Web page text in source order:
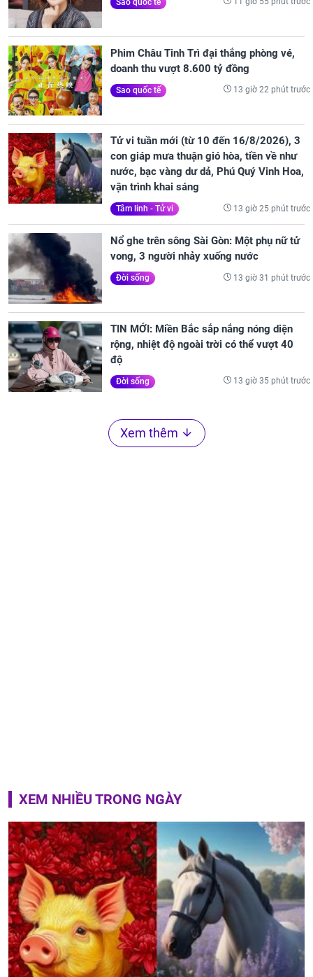
Sao quốc tế
Phim Châu Tinh Trì đại thắng phòng vé,
doanh thu vượt 8.600 tỷ đồng
Sao quốc tế 13 giờ 22 phút trước
Tử vi tuần mới (từ 10 đến 16/8/2026), 3
con giáp mưa thuận gió hòa, tiền về như
nước, bạc vàng dư dả, Phú Quý Vinh Hoa,
vận trình khai sáng
Tâm linh - Tử vi 13 giờ 25 phút trước
Nổ ghe trên sông Sài Gòn: Một phụ nữ tử
vong, 3 người nhảy xuống nước
Đời sống 13 giờ 31 phút trước
TIN MỚI: Miền Bắc sắp nắng nóng diện
rộng, nhiệt độ ngoài trời có thể vượt 40
độ
Đời sống 13 giờ 35 phút trước
Xem thêm
XEM NHIỀU TRONG NGÀY